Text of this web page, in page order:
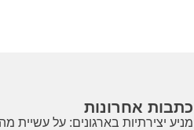
כתבות אחרונות
מניע יצירתיות בארגונים: על